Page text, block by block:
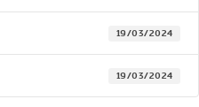
19/03/2024
19/03/2024